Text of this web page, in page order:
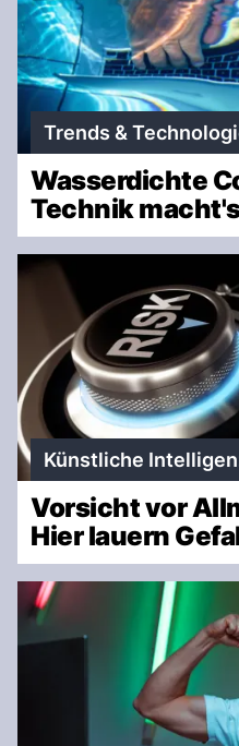
Trends &
Wasserdichte
Technik
Künstliche
Vorsicht vor
Hier lauern